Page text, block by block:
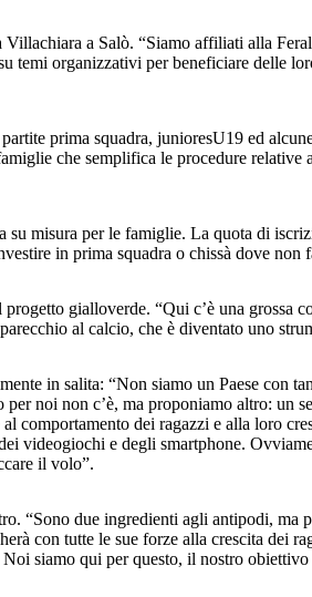
a Salò. “Siamo affiliati alla
temi organizzativi per beneficiare delle
prima squadra, junioresU19 ed
che semplifica le procedure
su misura per le famiglie. La quota di
in prima squadra o chissà dove
gialloverde. “Qui c’è una
al calcio, che è diventato uno
in salita: “Non siamo un Paese
noi non c’è, ma proponiamo altro: un
comportamento dei ragazzi e alla loro
videogiochi e degli smartphone.
il volo”.
“Sono due ingredienti agli antipodi,
con tutte le sue forze alla crescita dei
siamo qui per questo, il nostro